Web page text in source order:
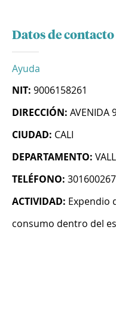
Datos de contacto
Ayuda
NIT: 9006158261
DIRECCIÓN: AVENIDA
CIUDAD: CALI
DEPARTAMENTO:
TELÉFONO:
ACTIVIDAD: Expendio
consumo dentro del